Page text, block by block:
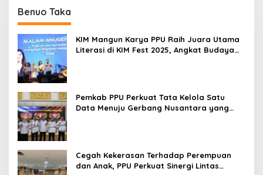
Benuo Taka
KIM Mangun Karya PPU Raih Juara Utama
Literasi di KIM Fest 2025, Angkat Budaya
Pemkab PPU Perkuat Tata Kelola Satu
Data Menuju Gerbang Nusantara yang
Cegah Kekerasan Terhadap Perempuan
dan Anak, PPU Perkuat Sinergi Lintas